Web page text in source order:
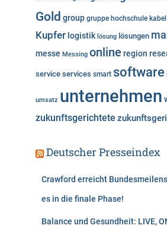
Gold group gruppe hochschule kabel
Kupfer logistik lösung lösungen
messe Messing online region
service services smart software
umsatz unternehmen
zukunftsgerichtete
Deutscher Presseindex
Crawford erreicht
es in die finale Phase!
Balance und Gesundheit: LIVE,